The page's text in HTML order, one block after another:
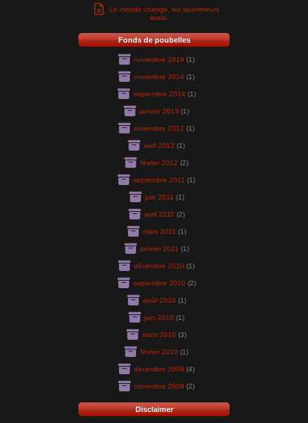
Le monde change, les spammeurs
aussi
Fonds de poubelles
novembre 2019 (1)
novembre 2014 (1)
septembre 2014(1)
janvier 2013 (1)
novembre 2012 (1)
avril 2012 (1)
février 2012 (2)
septembre 2011 (1)
juin 2011 (1)
avril 2011 (2)
mars 2011 (1)
janvier 2011 (1)
décembre 2010 (1)
septembre 2010(2)
août 2010(1)
juin 2010 (1)
mars 2010 (3)
février 2010 (1)
décembre 2009 (4)
novembre 2009 (2)
Disclaimer